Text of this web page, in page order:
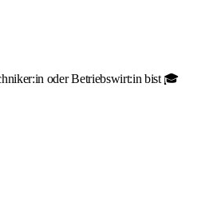
oder Betriebswirt:in bist 🎓